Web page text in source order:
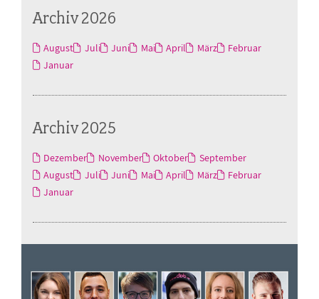
Archiv 2026
August Juli Juni Mai April März
Februar
Januar
Archiv 2025
Dezember November Oktober
September
August
Juli Juni Mai April März
Februar
Januar